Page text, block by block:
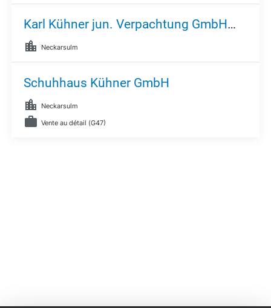
Karl Kühner jun. Verpachtung GmbH & Co. KG
Neckarsulm
Schuhhaus Kühner GmbH
Neckarsulm
Vente au détail (G47)